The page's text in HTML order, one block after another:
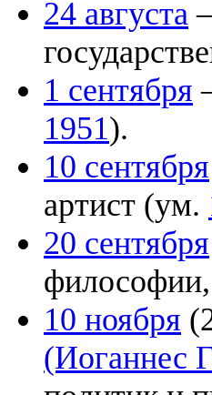
24 августа
1 сентября
1951).
10 сентября
артист (ум.
20 сентября
10 ноября
(Иоганнес